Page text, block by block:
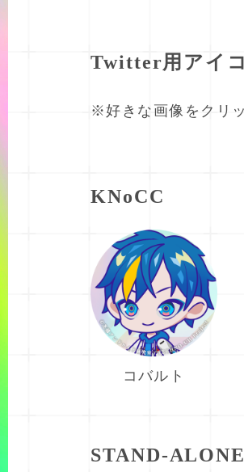
Twitter用アイ
※好きな画像をクリ
KNoCC
コバルト
STAND-ALONE